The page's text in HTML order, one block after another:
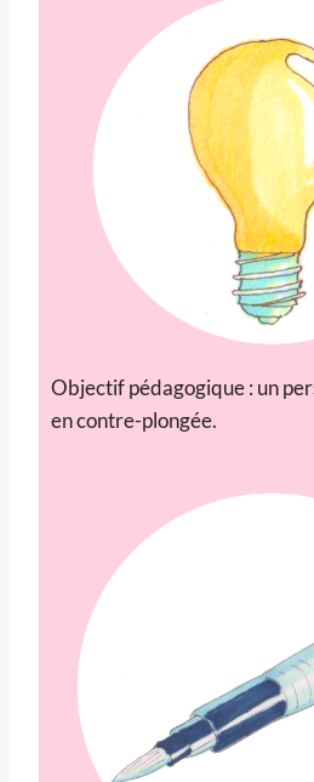
Objectif pédagogique : un
en contre-plongée.